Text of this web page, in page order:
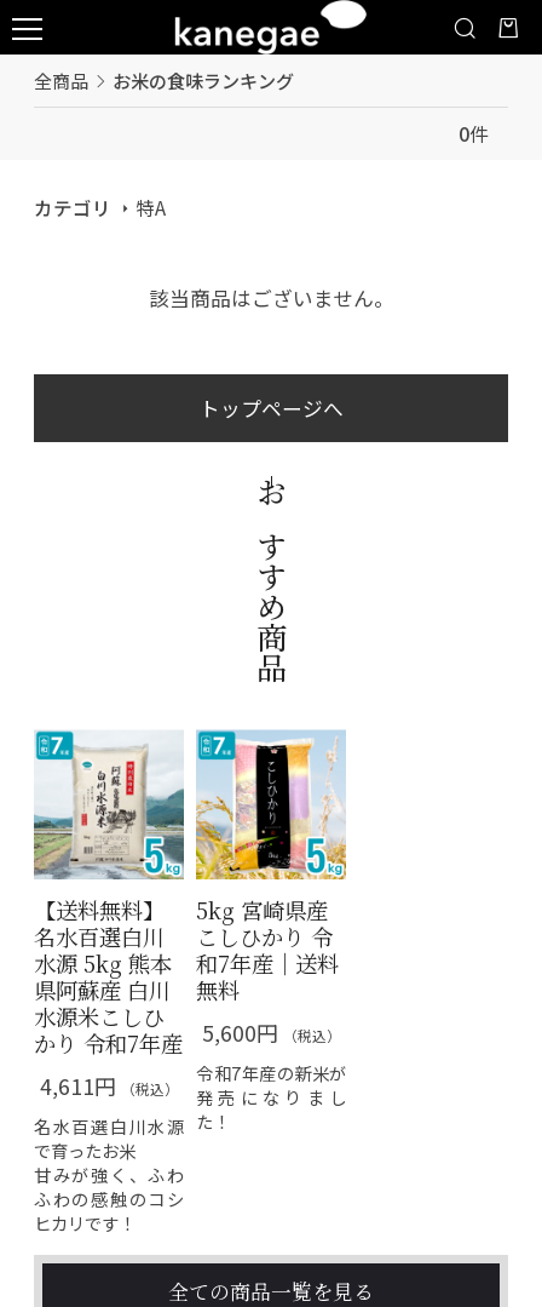
全商品 お米の食味ランキング
0件
カテゴリ 特A
該当商品はございません。
トップページへ
おすすめ商品
【送料無料】
名水百選白川
水源 5kg 熊本
県阿蘇産 白川
水源米こしひ
かり 令和7年産
4,611円
（税込）
名水百選白川水源
で育ったお米
甘みが強く、ふわ
ふわの感触のコシ
ヒカリです！
5kg 宮崎県産
こしひかり 令
和7年産｜送料
無料
5,600円
（税込）
令和7年産の新米が
発売になりまし
た！
全ての商品一覧を見る